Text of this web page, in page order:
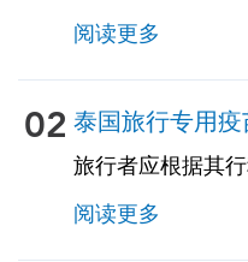
疫接种。其中一
破伤风-白喉-百日
（MMR）• 肺炎
年人，以及所有
成年人）
阅读更多
02 泰国旅行专用疫
旅行者应根据其
南量身定制的旅
阅读更多